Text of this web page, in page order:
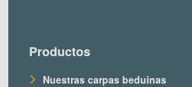
Productos
Nuestras carpas beduinas